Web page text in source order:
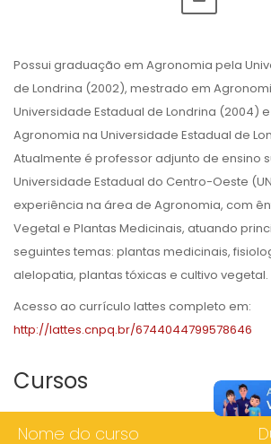
Possui graduação em Agronomia pela
de Londrina (2002), mestrado em
Universidade Estadual de Londrina (2004)
Agronomia na Universidade Estadual de
Atualmente é professor adjunto de ensino
Universidade Estadual do Centro-Oeste
experiência na área de Agronomia, com
Vegetal e Plantas Medicinais, atuando
seguintes temas: plantas medicinais,
alelopatia, plantas tóxicas e cultivo vegetal.
Acesso ao currículo lattes completo em:
http://lattes.cnpq.br/6744044799578646
Cursos
Nome do curso